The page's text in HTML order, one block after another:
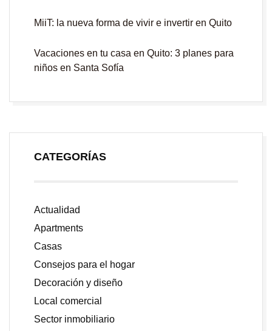
MiiT: la nueva forma de vivir e invertir en Quito
Vacaciones en tu casa en Quito: 3 planes para
niños en Santa Sofía
CATEGORÍAS
Actualidad
Apartments
Casas
Consejos para el hogar
Decoración y diseño
Local comercial
Sector inmobiliario